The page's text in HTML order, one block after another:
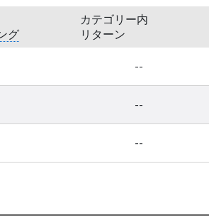
グ
カテゴリー内
リターン
--
--
--